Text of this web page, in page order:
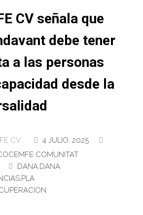
CV señala que
debe tener
a las personas
desde la
CV .
4 JULIO, 2025
COMUNITAT
DANA,DANA
,PLA